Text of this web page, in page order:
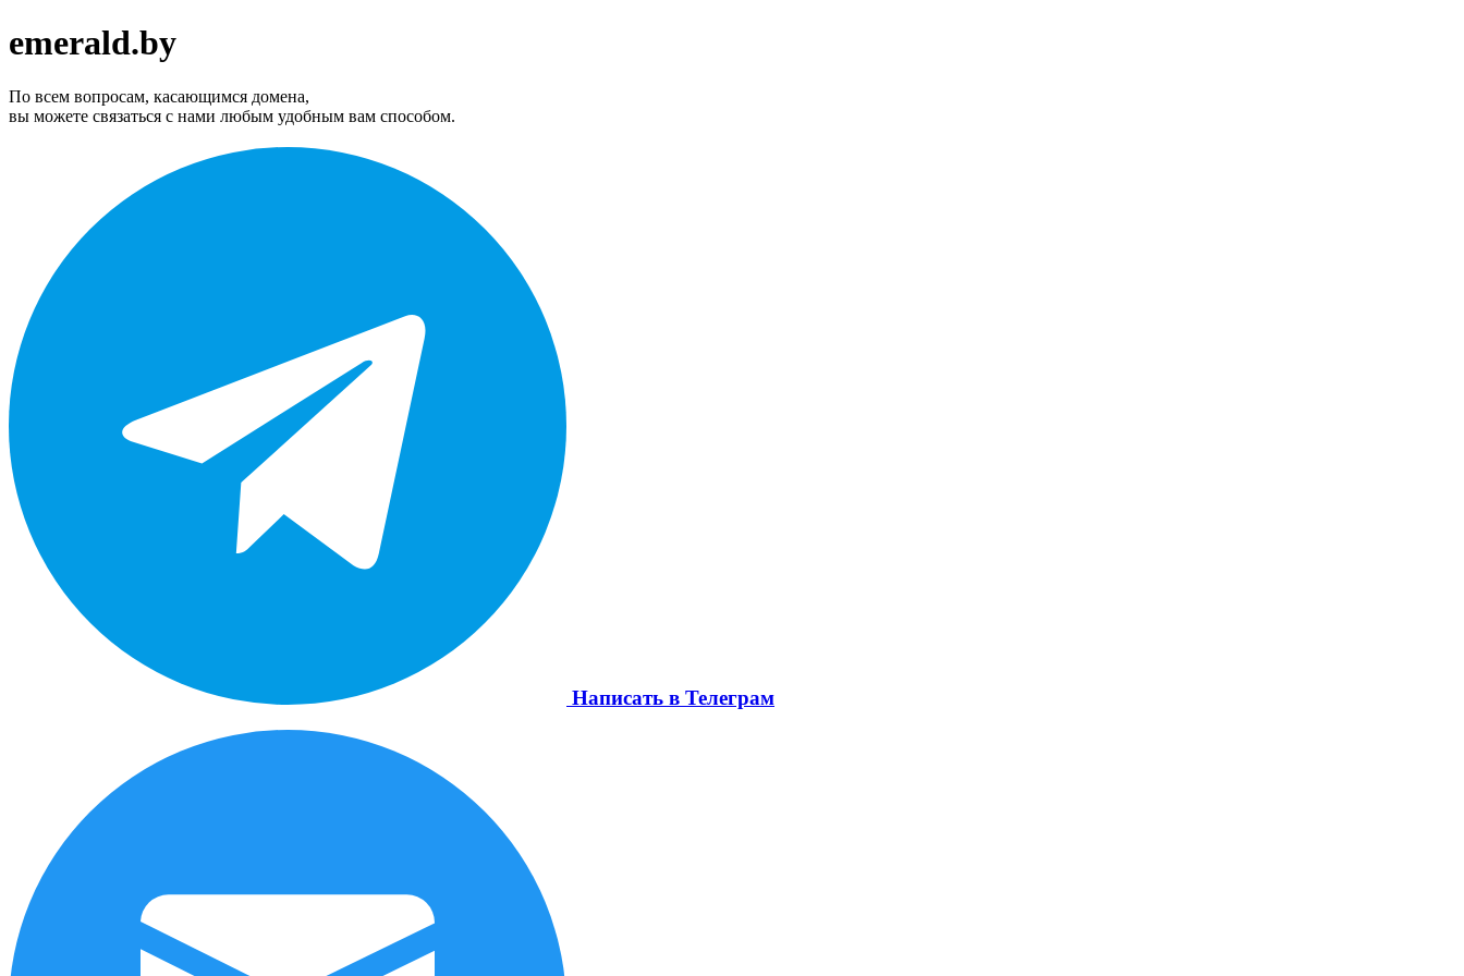
emerald.by
По всем вопросам, касающимся домена,
вы можете связаться с нами любым удобным вам способом.
Написать в Телеграм